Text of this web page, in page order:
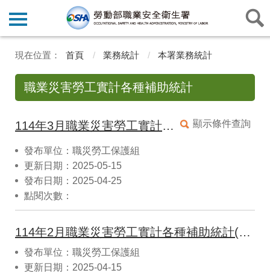
首頁 業務統計 本署業務統計
職業災害勞工實計各種補助統計
顯示條件查詢
114年3月職業災害勞工實計各種補助統計
發布單位：職災勞工保護組
更新日期：2025-05-15
發布日期：2025-04-25
點閱次數：
114年2月職業災害勞工實計各種補助統計(CSV)
發布單位：職災勞工保護組
更新日期：2025-04-15